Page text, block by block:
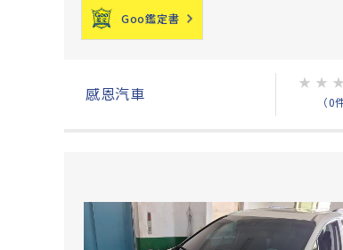
Goo鑑定書
感恩汽車
★ ★ ★
（0